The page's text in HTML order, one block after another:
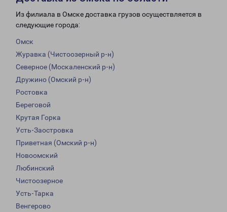
Из филиала в Омске доставка грузов осуществляется в
следующие города:
Омск
Журавка (Чистоозерный р-н)
Северное (Москаленский р-н)
Дружино (Омский р-н)
Ростовка
Береговой
Крутая Горка
Усть-Заостровка
Приветная (Омский р-н)
Новоомский
Любинский
Чистоозерное
Усть-Тарка
Венгерово